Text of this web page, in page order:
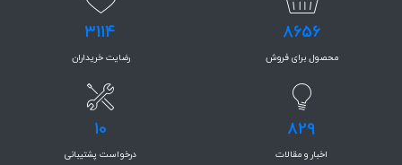
8656
محصول برای فروش
3114
رضایت خریداران
829
اخبار و مقالات
10
درخواست پشتیبانی